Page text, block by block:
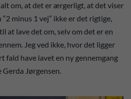
om, at det er ærgerligt, at det viser
“2 minus 1 vej” ikke er det rigtige,
at lave det om, selv om det er en
Jeg ved ikke, hvor det ligger
fald have lavet en ny gennemgang
Jørgensen.